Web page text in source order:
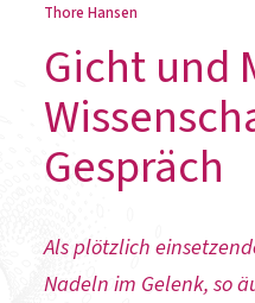
Thore Hansen
Gicht und
Gespräch
Als plötzlich
Nadeln im Gelenk, so